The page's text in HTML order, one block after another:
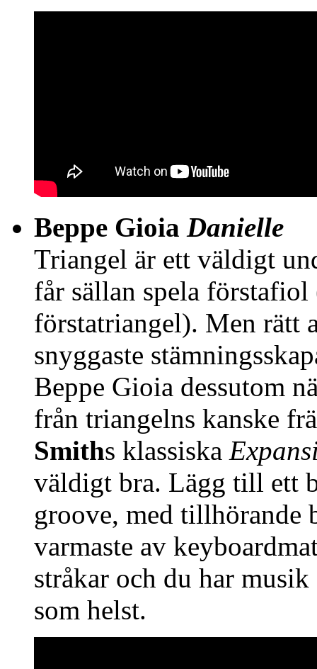
Beppe Gioia Danielle
Triangel är ett väldigt
får sällan spela
förstatriangel). Men rätt
snyggaste
Beppe Gioia dessutom
från triangelns kanske
Smiths klassiska
väldigt bra. Lägg till ett
groove, med tillhörande
varmaste av
stråkar och du har
som helst.